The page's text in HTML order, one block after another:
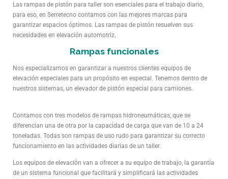
Las rampas de pistón para taller son esenciales para el trabajo diario,
para eso, en Serretecno contamos con las mejores marcas para
garantizar espacios óptimos. Las rampas de pistón resuelven sus
necesidades en elevación automotriz.
Rampas funcionales
Nos especializamos en garantizar a nuestros clientes equipos de
elevación especiales para un propósito en especial. Tenemos dentro de
nuestros sistemas, un elevador de pistón especial para camiones.
Contamos con tres modelos de rampas hidroneumáticas, que se
diferencian una de otra por la capacidad de carga que van de 10 a 24
toneladas. Todas son rampas de uso rudo para garantizar su correcto
funcionamiento en las actividades diarias de un taller.
Los equipos de elevación van a ofrecer a su equipo de trabajo, la garantía
de un sistema funcional que facilitará y simplificará las actividades